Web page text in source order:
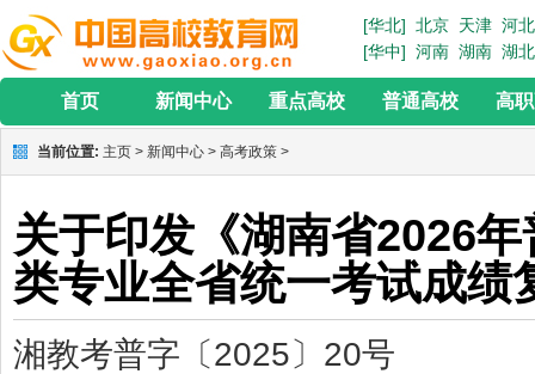
[华北] 北京 天津 河北
[华中] 河南 湖南 湖北
首页 新闻中心 重点高校 普通高校 高
当前位置: 主页 > 新闻中心 > 高考政策 >
关于印发《湖南省2026
类专业全省统一考试成绩
湘教考普字〔2025〕20号